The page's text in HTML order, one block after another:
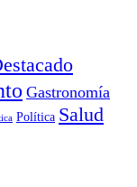
Gastronomía
Política Salud